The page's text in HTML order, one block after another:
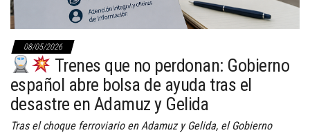
08/05/2026
Trenes que no perdonan: Gobierno
español abre bolsa de ayuda tras el
desastre en Adamuz y Gelida
Tras el choque ferroviario en Adamuz y Gelida, el Gobierno